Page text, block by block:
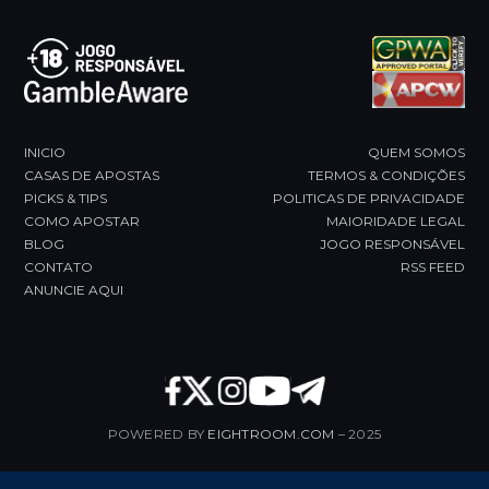
INICIO
CASAS DE APOSTAS
PICKS & TIPS
COMO APOSTAR
BLOG
CONTATO
ANUNCIE AQUI
QUEM SOMOS
TERMOS & CONDIÇÕES
POLITICAS DE PRIVACIDADE
MAIORIDADE LEGAL
JOGO RESPONSÁVEL
RSS FEED
POWERED BY EIGHTROOM.COM – 2025